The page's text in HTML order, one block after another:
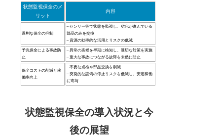
状態監視保全のメ
リット
内容
過剰な保全の抑制
– センサー等で状態を監視し、劣化が進んでいる
部品のみを交換
– 資源の効率的な活用とリスクの低減
予兆保全による事故防
止
– 異常の兆候を早期に検知し、適切な対策を実施
– 重大な事故につながる故障を未然に防止
保全コストの削減と稼
働率向上
– 不要な点検や部品交換を削減
– 突発的な設備の停止リスクを低減し、安定稼働
に寄与
状態監視保全の導入状況と今
後の展望